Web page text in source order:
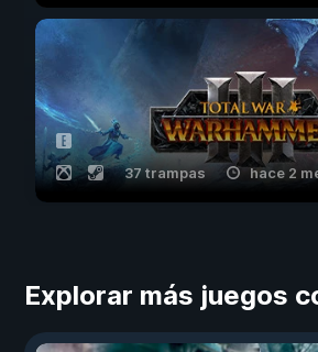
37 trampas hace 2
Explorar más juegos